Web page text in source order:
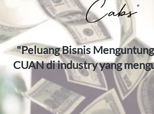
"Peluang Bisnis
CUAN di industry yang